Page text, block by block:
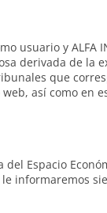
usuario y ALFA
derivada de la
que
así como en
Espacio
informaremos